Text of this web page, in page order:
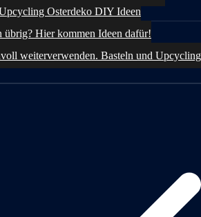
Osterdeko DIY Ideen
übrig? Hier kommen Ideen dafür!
weiterverwenden. Basteln und Upcycling